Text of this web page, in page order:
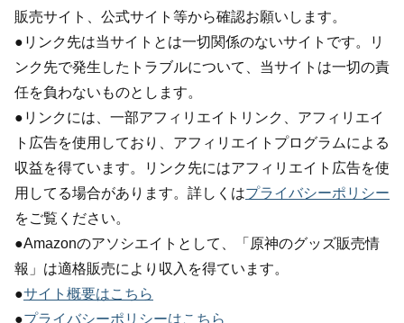
販売サイト、公式サイト等から確認お願いします。
●リンク先は当サイトとは一切関係のないサイトです。リ
ンク先で発生したトラブルについて、当サイトは一切の責
任を負わないものとします。
●リンクには、一部アフィリエイトリンク、アフィリエイ
ト広告を使用しており、アフィリエイトプログラムによる
収益を得ています。リンク先にはアフィリエイト広告を使
用してる場合があります。詳しくはプライバシーポリシー
をご覧ください。
●Amazonのアソシエイトとして、「原神のグッズ販売情
報」は適格販売により収入を得ています。
●サイト概要はこちら
●プライバシーポリシーはこちら